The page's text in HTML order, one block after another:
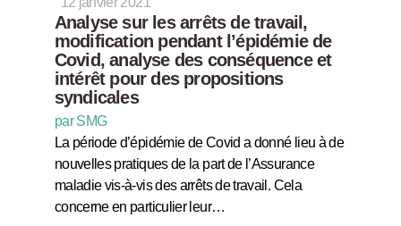
Analyse sur les arrêts de travail,
modification pendant l’épidémie de
Covid, analyse des conséquence et
intérêt pour des propositions
syndicales
par SMG
La période d’épidémie de Covid a donné lieu à de
nouvelles pratiques de la part de l’Assurance
maladie vis-à-vis des arrêts de travail. Cela
concerne en particulier leur…